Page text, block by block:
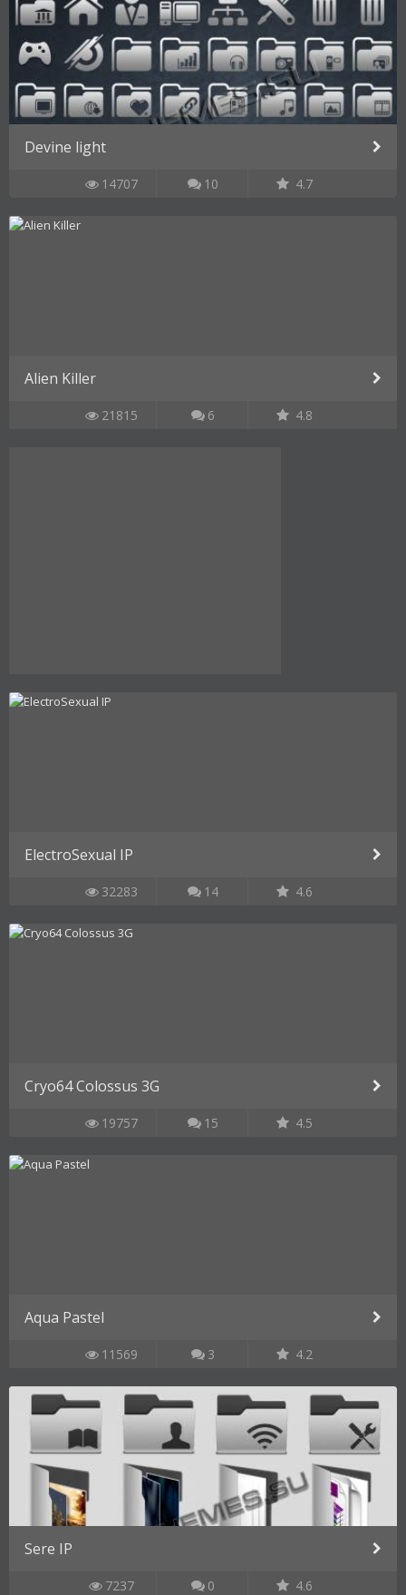
Devine light
14707 10 4.7
Alien Killer
21815 6 4.8
ElectroSexual IP
32283 14 4.6
Cryo64 Colossus 3G
19757 15 4.5
Aqua Pastel
11569 3 4.2
Sere IP
7237 0 4.6